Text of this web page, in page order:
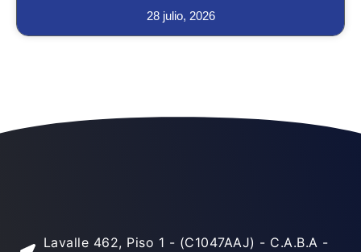
28 julio, 2026
Lavalle 462, Piso 1 - (C1047AAJ) - C.A.B.A -